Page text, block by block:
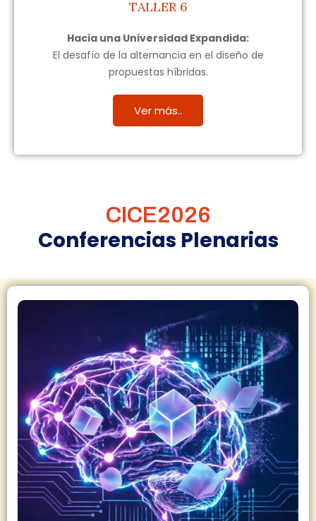
TALLER 6
Hacia una Universidad Expandida:
El desafío de la alternancia en el diseño de
propuestas híbridas.
Ver más..
CICE2026
Conferencias Plenarias